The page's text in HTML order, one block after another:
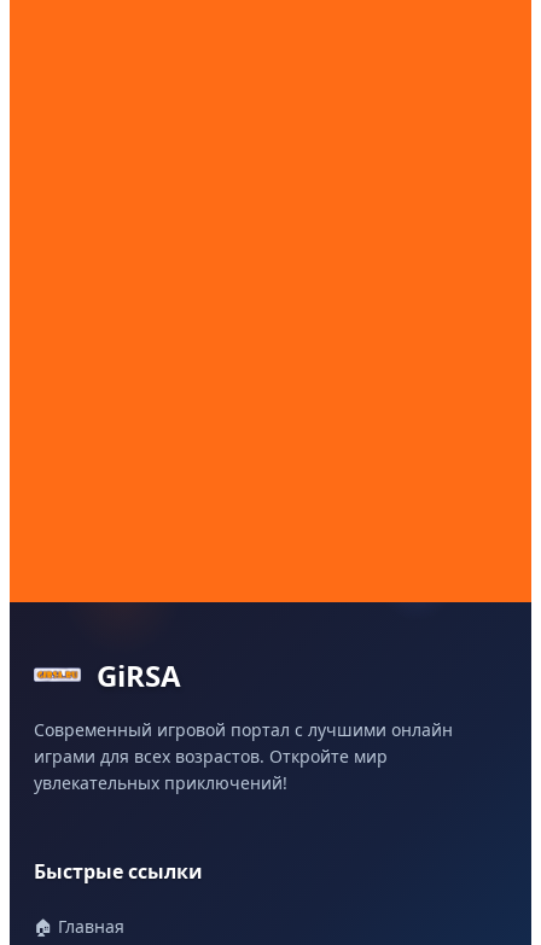
GiRSA
Современный игровой портал с лучшими онлайн
играми для всех возрастов. Откройте мир
увлекательных приключений!
Быстрые ссылки
🏠 Главная